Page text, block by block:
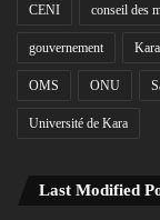
CENI conseil des
gouvernement Kara
OMS ONU
Université de Kara
Last Modified